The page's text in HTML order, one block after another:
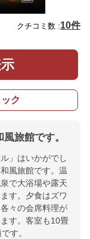
クチコミ数 :10件
ク
旅館です。
」はいかがでし
風旅館です。温
で大浴場や露天
す。夕食はズワ
々の会席料理が
す。客室も10畳
す。